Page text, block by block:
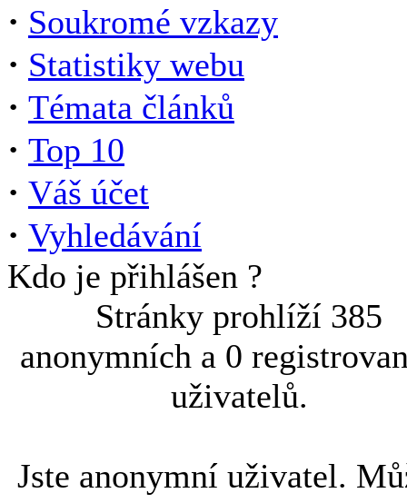
· Soukromé vzkazy
· Statistiky webu
· Témata článků
· Top 10
· Váš účet
· Vyhledávání
Kdo je přihlášen ?
Stránky prohlíží 385
anonymních a 0
uživatelů.
Jste anonymní uživatel.